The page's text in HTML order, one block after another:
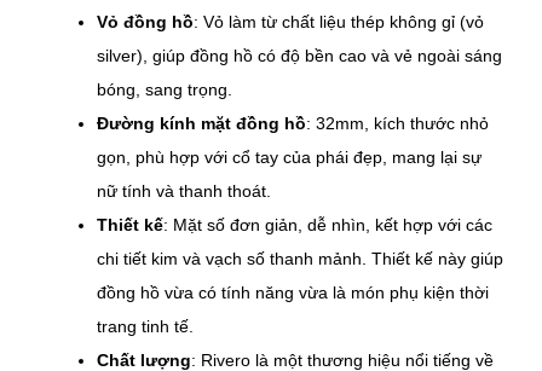
Vỏ đồng hồ: Vỏ làm từ chất liệu thép không gỉ (vỏ
silver), giúp đồng hồ có độ bền cao và vẻ ngoài sáng
bóng, sang trọng.
Đường kính mặt đồng hồ: 32mm, kích thước nhỏ
gọn, phù hợp với cổ tay của phái đẹp, mang lại sự
nữ tính và thanh thoát.
Thiết kế: Mặt số đơn giản, dễ nhìn, kết hợp với các
chi tiết kim và vạch số thanh mảnh. Thiết kế này giúp
đồng hồ vừa có tính năng vừa là món phụ kiện thời
trang tinh tế.
Chất lượng: Rivero là một thương hiệu nổi tiếng về